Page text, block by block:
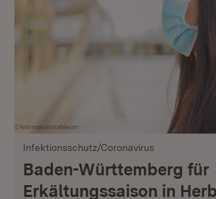
Infektionsschutz/Coronavirus
Baden-Württemberg für
Erkältungssaison in